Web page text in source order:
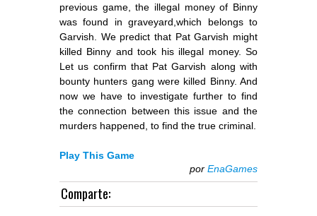
previous game, the illegal money of Binny
was found in graveyard,which belongs to
Garvish. We predict that Pat Garvish might
killed Binny and took his illegal money. So
Let us confirm that Pat Garvish along with
bounty hunters gang were killed Binny. And
now we have to investigate further to find
the connection between this issue and the
murders happened, to find the true criminal.
Play This Game
por EnaGames
Comparte: